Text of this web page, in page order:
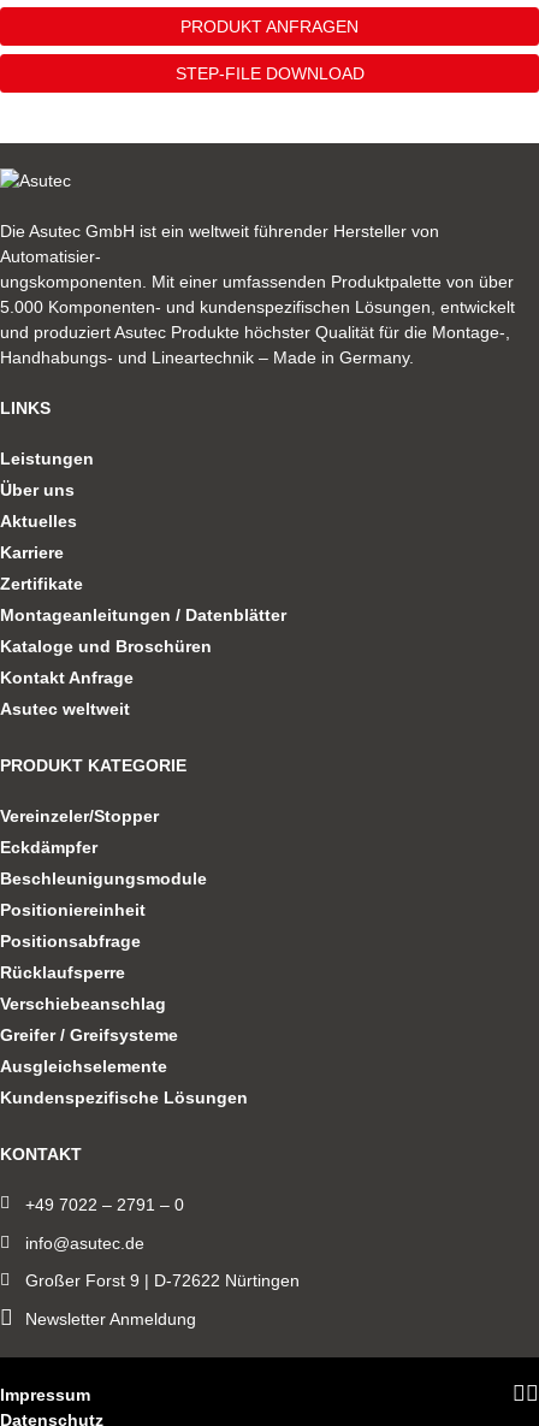
PRODUKT ANFRAGEN
STEP-FILE DOWNLOAD
Die Asutec GmbH ist ein weltweit führender Hersteller von
Automatisier-
ungskomponenten. Mit einer umfassenden Produktpalette von über
5.000 Komponenten- und kundenspezifischen Lösungen, entwickelt
und produziert Asutec Produkte höchster Qualität für die Montage-,
Handhabungs- und Lineartechnik – Made in Germany.
LINKS
Leistungen
Über uns
Aktuelles
Karriere
Zertifikate
Montageanleitungen / Datenblätter
Kataloge und Broschüren
Kontakt Anfrage
Asutec weltweit
PRODUKT KATEGORIE
Vereinzeler/Stopper
Eckdämpfer
Beschleunigungsmodule
Positioniereinheit
Positionsabfrage
Rücklaufsperre
Verschiebeanschlag
Greifer / Greifsysteme
Ausgleichselemente
Kundenspezifische Lösungen
KONTAKT
+49 7022 – 2791 – 0
info@asutec.de
Großer Forst 9 | D-72622 Nürtingen
Newsletter Anmeldung
Impressum
Datenschutz